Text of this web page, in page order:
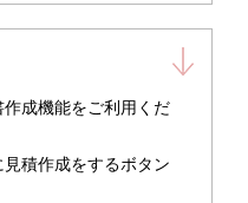
成機能をご利用くだ
積作成をするボタン